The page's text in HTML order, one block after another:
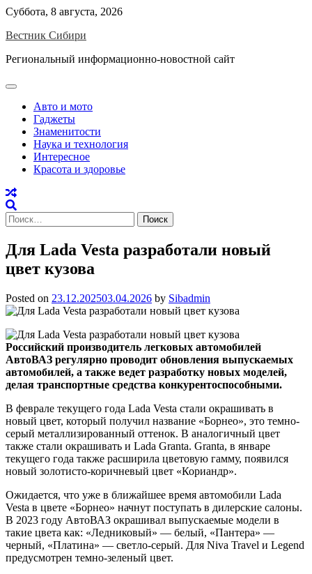
Skip
content
Суббота, 8 августа, 2026
Вестник Сибири
Региональный информационно-новостной сайт
Авто и мото
Гаджеты
Знаменитости
Наука и технология
Интересное
Красота и здоровье
Найти:
Для Lada Vesta разработали новый
цвет кузова
Posted on 23.12.202503.04.2026 by Sibadmin
Российский производитель легковых автомобилей
АвтоВАЗ регулярно проводит обновления выпускаемых
автомобилей, а также ведет разработку новых моделей,
делая транспортные средства конкурентоспособными.
В феврале текущего года Lada Vesta стали окрашивать в
новый цвет, который получил название «Борнео», это темно-
серый металлизированный оттенок. В аналогичный цвет
также стали окрашивать и Lada Granta. Granta, в январе
текущего года также расширила цветовую гамму, появился
новый золотисто-коричневый цвет «Кориандр».
Ожидается, что уже в ближайшее время автомобили Lada
Vesta в цвете «Борнео» начнут поступать в дилерские салоны.
В 2023 году АвтоВАЗ окрашивал выпускаемые модели в
такие цвета как: «Ледниковый» — белый, «Пантера» —
черный, «Платина» — светло-серый. Для Niva Travel и Legend
предусмотрен темно-зеленый цвет.